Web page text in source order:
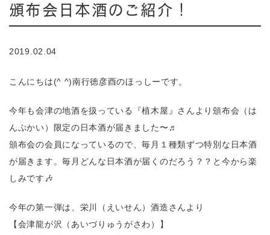
頒布会日本酒のご紹介！
2019.02.04
こんにちは(^ ^)南行徳彦酉のほっしーです。
今年も会津の地酒を扱っている『植木屋』さんより頒布会（は
んぷかい）限定の日本酒が届きました〜♬
頒布会の会員になっているので、毎月１種類ずつ特別な日本酒
が届きます。毎月どんな日本酒が届くのだろう？？と今から楽
しみです🎶
今年の第一弾は、栄川（えいせん）酒造さんより
【会津龍が沢（あいづりゅうがさわ）】